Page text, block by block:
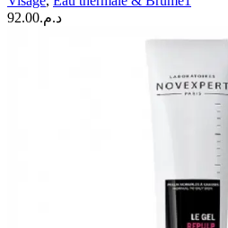
Brume
Spray
د.م.92.00